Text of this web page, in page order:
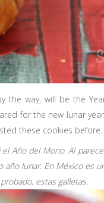
the way, will be the
for the new lunar
these cookies before.
Año del Mono. Al
lunar. En México es
estas galletas.